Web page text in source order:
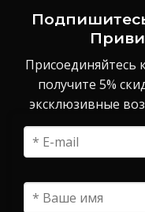
Присоединяйтесь
получите 5%
эксклюзивные